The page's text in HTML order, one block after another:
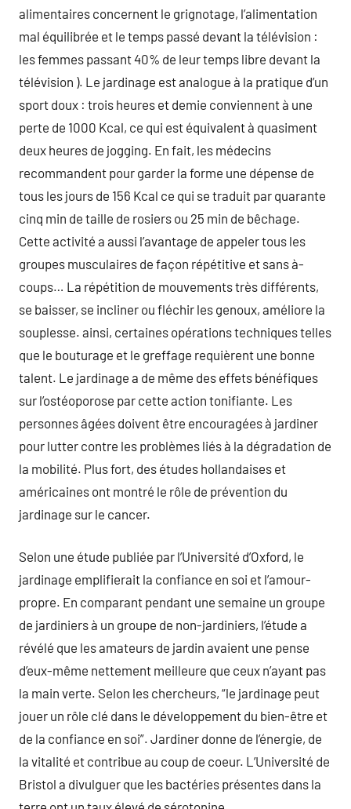
alimentaires concernent le grignotage, l’alimentation
mal équilibrée et le temps passé devant la télévision :
les femmes passant 40% de leur temps libre devant la
télévision ). Le jardinage est analogue à la pratique d’un
sport doux : trois heures et demie conviennent à une
perte de 1000 Kcal, ce qui est équivalent à quasiment
deux heures de jogging. En fait, les médecins
recommandent pour garder la forme une dépense de
tous les jours de 156 Kcal ce qui se traduit par quarante
cinq min de taille de rosiers ou 25 min de bêchage.
Cette activité a aussi l’avantage de appeler tous les
groupes musculaires de façon répétitive et sans à-
coups… La répétition de mouvements très différents,
se baisser, se incliner ou fléchir les genoux, améliore la
souplesse. ainsi, certaines opérations techniques telles
que le bouturage et le greffage requièrent une bonne
talent. Le jardinage a de même des effets bénéfiques
sur l’ostéoporose par cette action tonifiante. Les
personnes âgées doivent être encouragées à jardiner
pour lutter contre les problèmes liés à la dégradation de
la mobilité. Plus fort, des études hollandaises et
américaines ont montré le rôle de prévention du
jardinage sur le cancer.
Selon une étude publiée par l’Université d’Oxford, le
jardinage emplifierait la confiance en soi et l’amour-
propre. En comparant pendant une semaine un groupe
de jardiniers à un groupe de non-jardiniers, l’étude a
révélé que les amateurs de jardin avaient une pense
d’eux-même nettement meilleure que ceux n’ayant pas
la main verte. Selon les chercheurs, “le jardinage peut
jouer un rôle clé dans le développement du bien-être et
de la confiance en soi”. Jardiner donne de l’énergie, de
la vitalité et contribue au coup de coeur. L’Université de
Bristol a divulguer que les bactéries présentes dans la